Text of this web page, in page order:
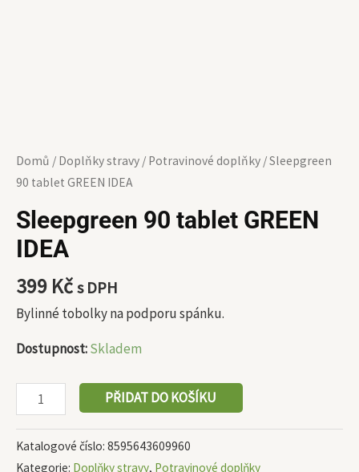
Domů / Doplňky stravy / Potravinové doplňky / Sleepgreen
90 tablet GREEN IDEA
Sleepgreen 90 tablet GREEN
IDEA
399 Kčs DPH
Bylinné tobolky na podporu spánku.
Dostupnost:Skladem
PŘIDAT DO KOŠÍKU
Katalogové číslo: 8595643609960
Kategorie: Doplňky stravy, Potravinové doplňky